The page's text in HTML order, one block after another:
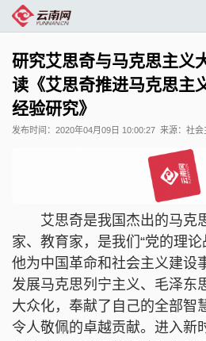
研究艾思奇与马克思主
读《艾思奇推进马克思主
经验研究》
发布时间： 2020年04月09日 10:00:27 来源： 社会
艾思奇是我国杰出的马克
家、教育家，是我们“党的理论
他为中国革命和社会主义建设
发展马克思列宁主义、毛泽东
大众化，奉献了自己的全部智
令人敬佩的卓越贡献。进入新